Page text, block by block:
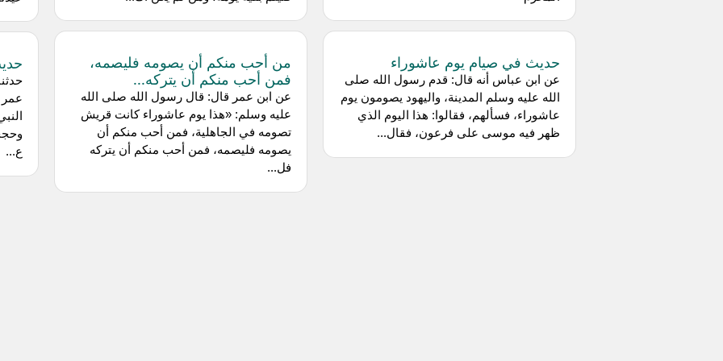
حديث في صيام يوم عاشوراء
عن ابن عباس أنه قال: قدم رسول الله صلى
الله عليه وسلم المدينة، واليهود يصومون يوم
عاشوراء، فسألهم، فقالوا: هذا اليوم الذي
ظهر فيه موسى على فرعون، فقال...
من أحب منكم أن يصومه فليصمه،
فمن أحب منكم أن يتركه...
عن ابن عمر قال: قال رسول الله صلى الله
عليه وسلم: «هذا يوم عاشوراء كانت قريش
تصومه في الجاهلية، فمن أحب منكم أن
يصومه فليصمه، فمن أحب منكم أن يتركه
فل...
ع...